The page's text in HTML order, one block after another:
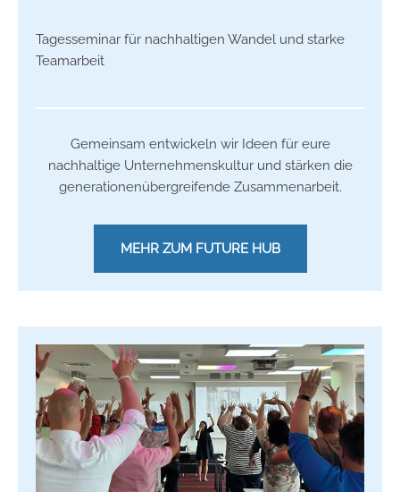
Tagesseminar für nachhaltigen Wandel und starke
Teamarbeit
Gemeinsam entwickeln wir Ideen für eure
nachhaltige Unternehmenskultur und stärken die
generationenübergreifende Zusammenarbeit.
MEHR ZUM FUTURE HUB